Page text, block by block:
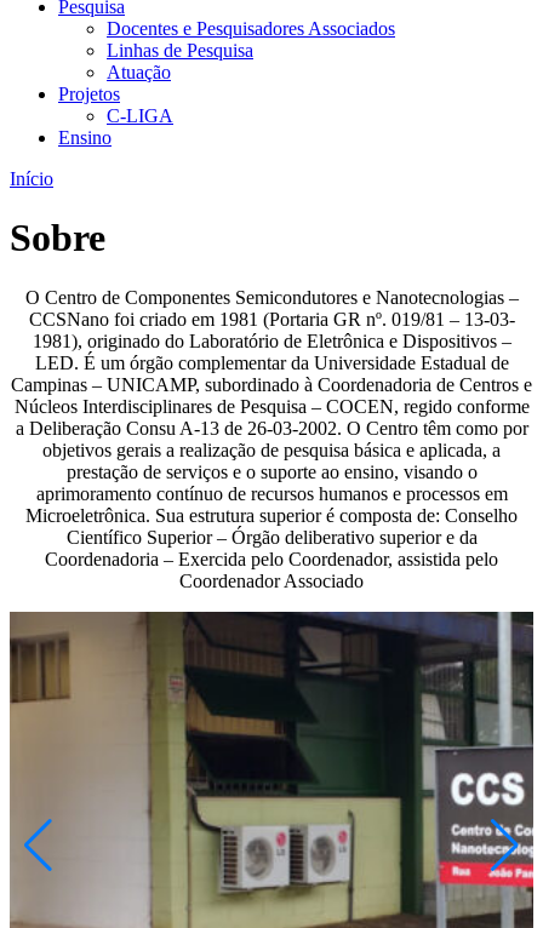
Pesquisa
Docentes e Pesquisadores Associados
Linhas de Pesquisa
Atuação
Projetos
C-LIGA
Ensino
Início
Sobre
O Centro de Componentes Semicondutores e Nanotecnologias –
CCSNano foi criado em 1981 (Portaria GR nº. 019/81 – 13-03-
1981), originado do Laboratório de Eletrônica e Dispositivos –
LED. É um órgão complementar da Universidade Estadual de
Campinas – UNICAMP, subordinado à Coordenadoria de Centros e
Núcleos Interdisciplinares de Pesquisa – COCEN, regido conforme
a Deliberação Consu A-13 de 26-03-2002. O Centro têm como por
objetivos gerais a realização de pesquisa básica e aplicada, a
prestação de serviços e o suporte ao ensino, visando o
aprimoramento contínuo de recursos humanos e processos em
Microeletrônica. Sua estrutura superior é composta de: Conselho
Científico Superior – Órgão deliberativo superior e da
Coordenadoria – Exercida pelo Coordenador, assistida pelo
Coordenador Associado